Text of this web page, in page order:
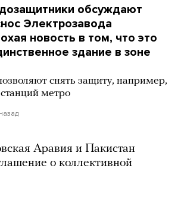
обсуждают
Электрозавода
новость в том, что это
здание в зоне
снять защиту, например,
метро
Аравия и Пакистан
о коллективной